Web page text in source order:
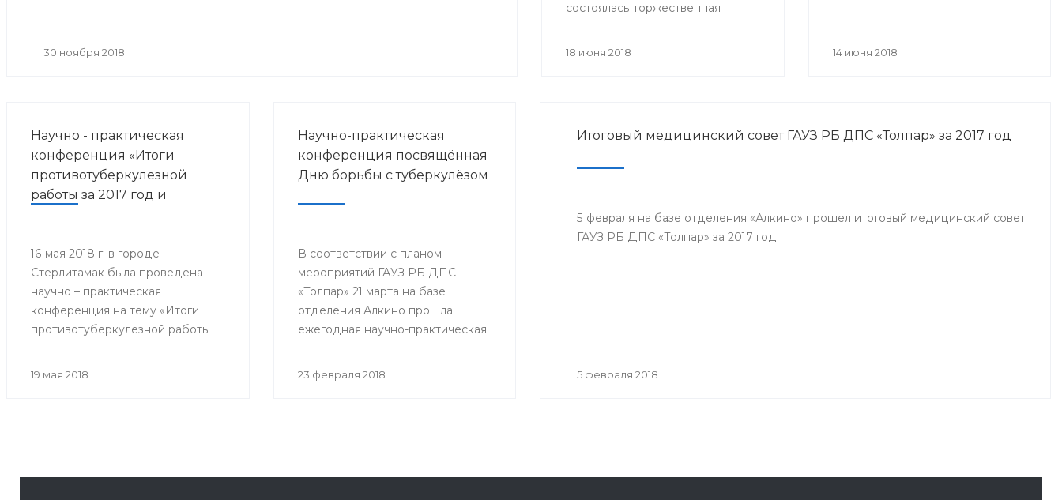
30 ноября 2018
состоялась торжественная
победителей республиканского
18 июня 2018 14 июня 2018
Научно - практическая
конференция «Итоги
противотуберкулезной
работы за 2017 год и
противотуберкулезной
помощи населению
Республики Башкортостан»
16 мая 2018 г. в городе
Стерлитамак была проведена
научно – практическая
конференция на тему «Итоги
противотуберкулезной работы
19 мая 2018
Научно-практическая
конференция посвящённая
Дню борьбы с туберкулёзом
В соответствии с планом
мероприятий ГАУЗ РБ ДПС
«Толпар» 21 марта на базе
отделения Алкино прошла
ежегодная научно-практическая
Всемирному дню борьбы с
23 февраля 2018
Итоговый медицинский совет ГАУЗ РБ ДПС «Толпар» за 2017 год
5 февраля на базе отделения «Алкино» прошел итоговый медицинский совет
ГАУЗ РБ ДПС «Толпар» за 2017 год
5 февраля 2018